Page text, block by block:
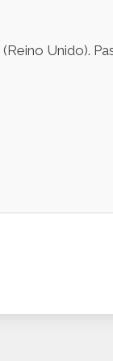
Unido).